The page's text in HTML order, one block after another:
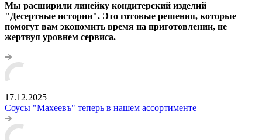
Мы расширили линейку кондитерский изделий
"Десертные истории". Это готовые решения, которые
помогут вам экономить время на приготовлении, не
жертвуя уровнем сервиса.
17.12.2025
Соусы "Махеевъ" теперь в нашем ассортименте